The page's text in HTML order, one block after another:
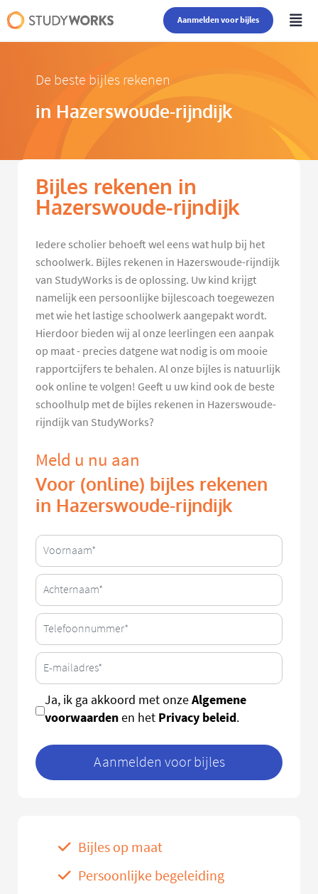
Aanmelden voor bijles
De beste bijles rekenen
in Hazerswoude-rijndijk
Bijles rekenen in
Hazerswoude-rijndijk
Iedere scholier behoeft wel eens wat hulp bij het
schoolwerk. Bijles rekenen in Hazerswoude-rijndijk
van StudyWorks is de oplossing. Uw kind krijgt
namelijk een persoonlijke bijlescoach toegewezen
met wie het lastige schoolwerk aangepakt wordt.
Hierdoor bieden wij al onze leerlingen een aanpak
op maat - precies datgene wat nodig is om mooie
rapportcijfers te behalen. Al onze bijles is natuurlijk
ook online te volgen! Geeft u uw kind ook de beste
schoolhulp met de bijles rekenen in Hazerswoude-
rijndijk van StudyWorks?
Meld u nu aan
Voor (online) bijles rekenen
in Hazerswoude-rijndijk
Ja, ik ga akkoord met onzeAlgemene
voorwaardenen het Privacy beleid.
Aanmelden voor bijles
Bijles op maat
Persoonlijke begeleiding